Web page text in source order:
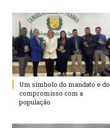
Um símbolo do mandato e do
compromisso com a
população